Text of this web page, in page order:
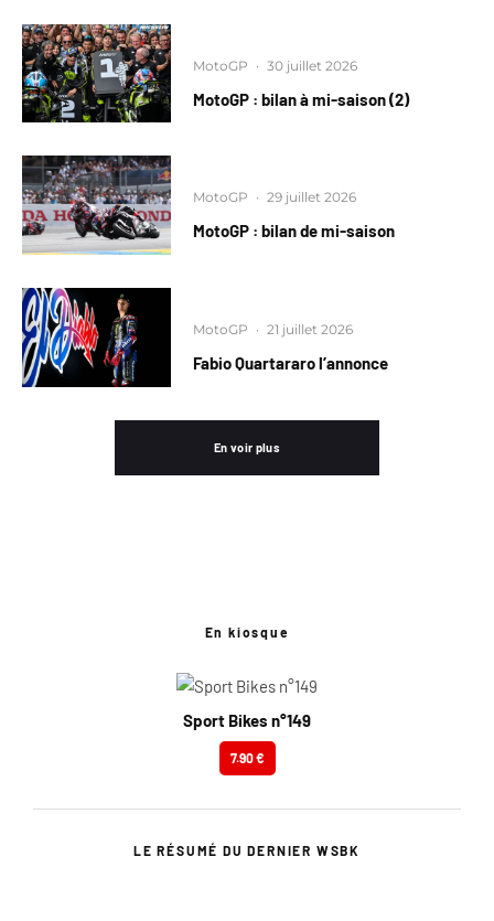
MotoGP · 30 juillet 2026
MotoGP : bilan à mi-saison (2)
MotoGP · 29 juillet 2026
MotoGP : bilan de mi-saison
MotoGP · 21 juillet 2026
Fabio Quartararo l’annonce
En voir plus
En kiosque
Sport Bikes n°149
7.90 €
LE RÉSUMÉ DU DERNIER WSBK